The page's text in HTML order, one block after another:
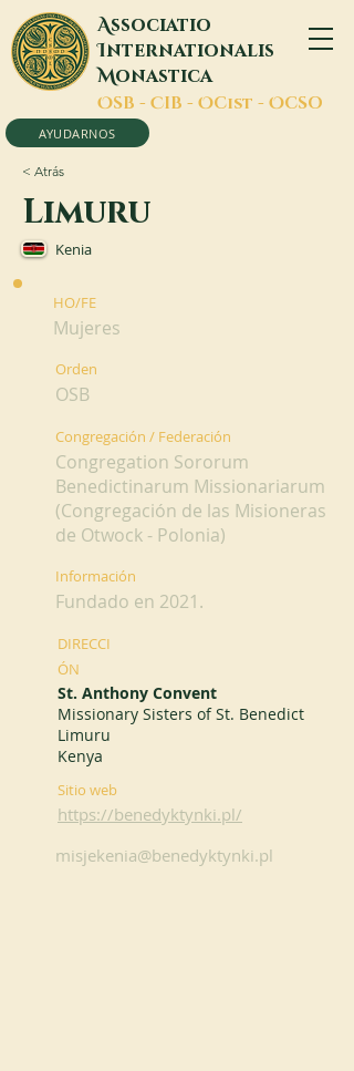
Associatio
Internationalis
Monastica
OSB - CIB - OCist - OCSO
AYUDARNOS
< Atrás
Limuru
Kenia
HO/FE
Mujeres
Orden
OSB
Congregación / Federación
Congregation Sororum
Benedictinarum Missionariarum
(Congregación de las Misioneras
de Otwock - Polonia)
Información
Fundado en 2021.
DIRECCI
ÓN
St. Anthony Convent
Missionary Sisters of St. Benedict
Limuru
Kenya
Sitio web
https://benedyktynki.pl/
misjekenia@benedyktynki.pl